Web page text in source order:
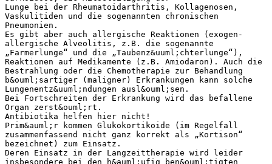
Lunge bei der Rheumatoidarthritis, Kollagenosen,
Vaskulitiden und die sogenannten chronischen
Pneumonien.
Es gibt aber auch allergische Reaktionen (exogen-
allergische Alveolitis, z.B. die sogenannte
„Farmerlunge“ und die „Taubenz&uuml;chterlunge“),
Reaktionen auf Medikamente (z.B. Amiodaron). Auch die
Bestrahlung oder die Chemotherapie zur Behandlung
b&ouml;sartiger (maligner) Erkrankungen kann solche
Lungenentz&uuml;ndungen ausl&ouml;sen.
Bei Fortschreiten der Erkrankung wird das befallene
Organ zerst&ouml;rt.
Antibiotika helfen hier nicht!
Prim&auml;r kommen Glukokortikoide (im Regelfall
zusammenfassend nicht ganz korrekt als „Kortison“
bezeichnet) zum Einsatz.
Deren Einsatz in der Langzeittherapie wird leider
insbesondere bei den h&auml;ufig ben&ouml;tigten